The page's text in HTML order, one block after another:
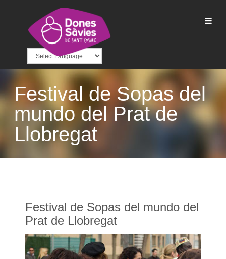
Festival de Sopas del
mundo del Prat de
Llobregat
Festival de Sopas del mundo del
Prat de Llobregat